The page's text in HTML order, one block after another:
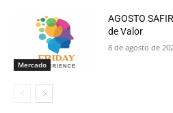
Mercado
AGOSTO
de Valor
8 de agosto de